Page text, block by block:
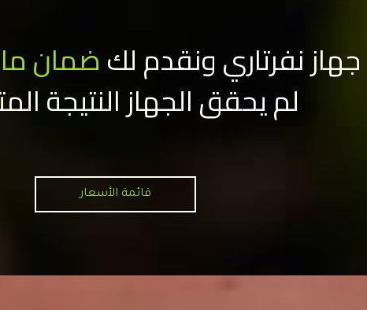
نفرتاري ونقدم لكضمان
لم يحقق الجهاز النتيجة
قائمة الأسعار